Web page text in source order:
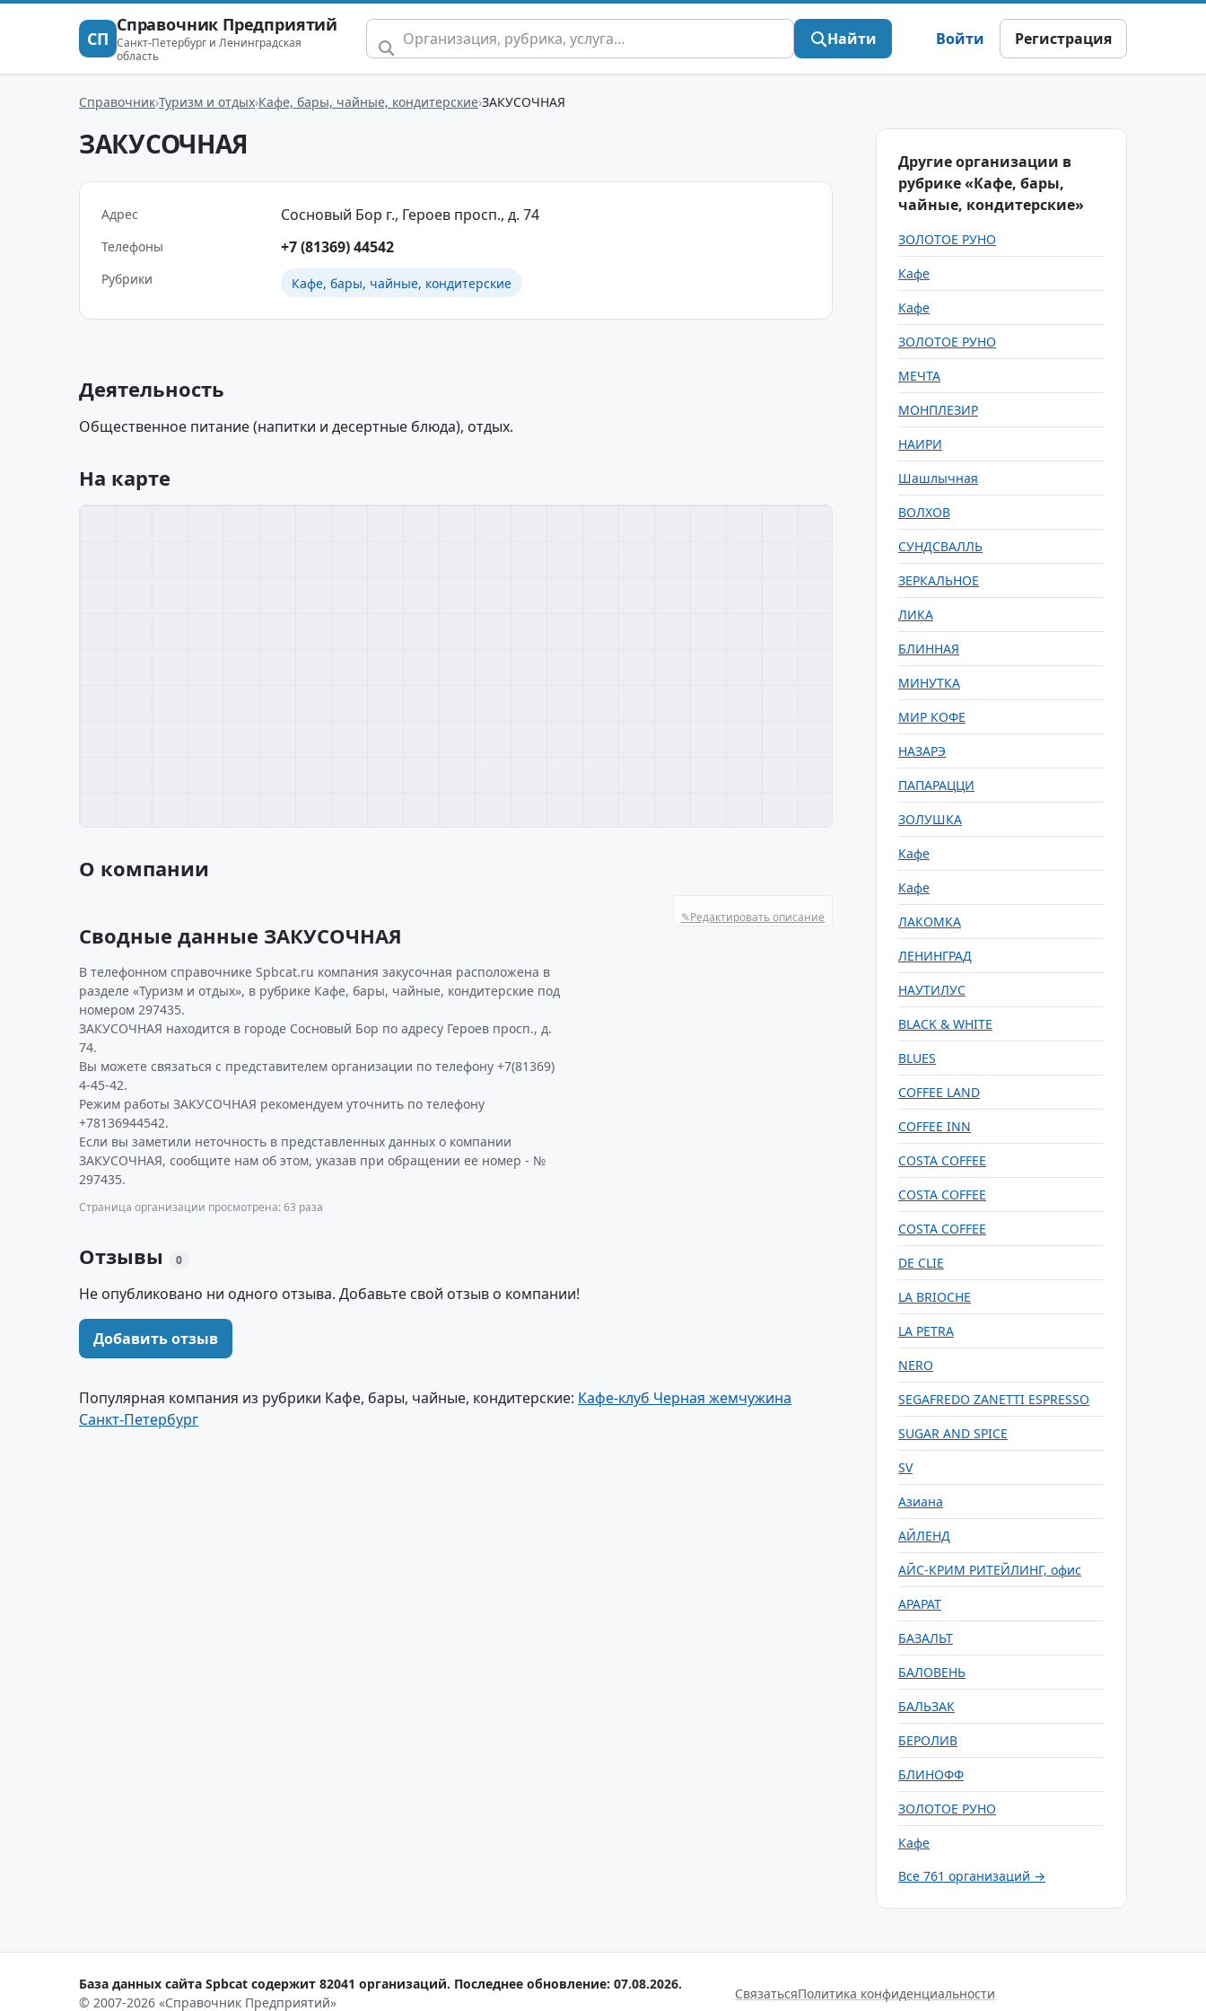
СП
Справочник Предприятий
Санкт-Петербург и Ленинградская
область
Найти Войти Регистрация
Справочник Туризм и отдых Кафе, бары, чайные, кондитерские ЗАКУСОЧНАЯ
ЗАКУСОЧНАЯ
Адрес Сосновый Бор г., Героев просп., д. 74
Телефоны +7 (81369) 44542
Рубрики Кафе, бары, чайные, кондитерские
Деятельность
Общественное питание (напитки и десертные блюда), отдых.
На карте
О компании
✎Редактировать описание
Сводные данные ЗАКУСОЧНАЯ
В телефонном справочнике Spbcat.ru компания закусочная расположена в
разделе «Туризм и отдых», в рубрике Кафе, бары, чайные, кондитерские под
номером 297435.
ЗАКУСОЧНАЯ находится в городе Сосновый Бор по адресу Героев просп., д.
74.
Вы можете связаться с представителем организации по телефону +7(81369)
4-45-42.
Режим работы ЗАКУСОЧНАЯ рекомендуем уточнить по телефону
+78136944542.
Если вы заметили неточность в представленных данных о компании
ЗАКУСОЧНАЯ, сообщите нам об этом, указав при обращении ее номер - №
297435.
Страница организации просмотрена: 63 раза
Отзывы 0
Не опубликовано ни одного отзыва. Добавьте свой отзыв о компании!
Добавить отзыв
Популярная компания из рубрики Кафе, бары, чайные, кондитерские: Кафе-клуб Черная жемчужина
Санкт-Петербург
Другие организации в
рубрике «Кафе, бары,
чайные, кондитерские»
ЗОЛОТОЕ РУНО
Кафе
Кафе
ЗОЛОТОЕ РУНО
МЕЧТА
МОНПЛЕЗИР
НАИРИ
Шашлычная
ВОЛХОВ
СУНДСВАЛЛЬ
ЗЕРКАЛЬНОЕ
ЛИКА
БЛИННАЯ
МИНУТКА
МИР КОФЕ
НАЗАРЭ
ПАПАРАЦЦИ
ЗОЛУШКА
Кафе
Кафе
ЛАКОМКА
ЛЕНИНГРАД
НАУТИЛУС
BLACK & WHITE
BLUES
COFFEE LAND
COFFEE INN
COSTA COFFEE
COSTA COFFEE
COSTA COFFEE
DE CLIE
LA BRIOCHE
LA PETRA
NERO
SEGAFREDO ZANETTI ESPRESSO
SUGAR AND SPICE
SV
Азиана
АЙЛЕНД
АЙС-КРИМ РИТЕЙЛИНГ, офис
АРАРАТ
БАЗАЛЬТ
БАЛОВЕНЬ
БАЛЬЗАК
БЕРОЛИВ
БЛИНОФФ
ЗОЛОТОЕ РУНО
Кафе
Все 761 организаций →
База данных сайта Spbcat содержит 82041 организаций. Последнее обновление: 07.08.2026.
© 2007-2026 «Справочник Предприятий»
СвязатьсяПолитика конфиденциальности